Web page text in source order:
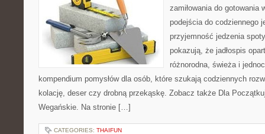
zamiłowania do gotowania
podejścia do codziennego
przyjemność jedzenia
pokazują, że jadłospis
różnorodna, świeża i
kompendium pomysłów dla osób, które szukają codziennych
kolację, deser czy drobną przekąskę. Zobacz także Dla
Wegańskie. Na stronie […]
CATEGORIES: THAIFUN